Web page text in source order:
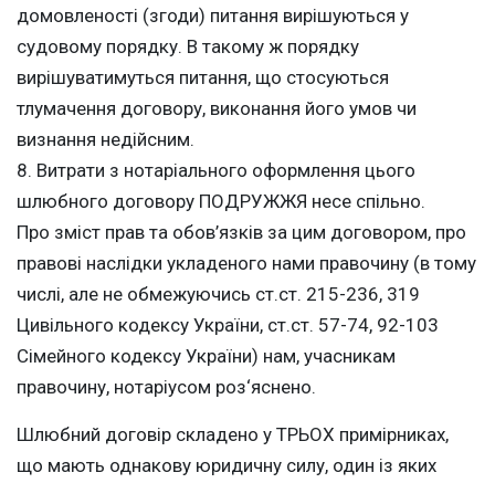
домовленості (згоди) питання вирішуються у
судовому порядку. В такому ж порядку
вирішуватимуться питання, що стосуються
тлумачення договору, виконання його умов чи
визнання недійсним.
8. Витрати з нотаріального оформлення цього
шлюбного договору ПОДРУЖЖЯ несе спільно.
Про зміст прав та обов’язків за цим договором, про
правові наслідки укладеного нами правочину (в тому
числі, але не обмежуючись ст.ст. 215-236, 319
Цивільного кодексу України, ст.ст. 57-74, 92-103
Сімейного кодексу України) нам, учасникам
правочину, нотаріусом роз‘яснено.
Шлюбний договір складено у ТРЬОХ примірниках,
що мають однакову юридичну силу, один із яких